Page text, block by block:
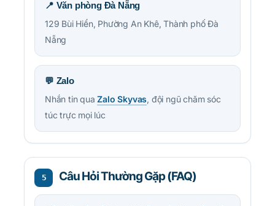
📍 Văn phòng Đà Nẵng
129 Bùi Hiển, Phường An Khê, Thành phố Đà
Nẵng
💬 Zalo
Nhắn tin quaZalo Skyvas, đội ngũ chăm sóc
túc trực mọi lúc
5 Câu Hỏi Thường Gặp (FAQ)